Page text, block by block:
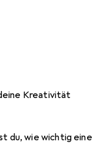
Kreativität
du, wie wichtig eine